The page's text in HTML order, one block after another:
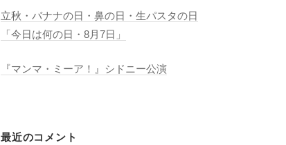
立秋・バナナの日・鼻の日・生パスタの日
「今日は何の日・8月7日」
『マンマ・ミーア！』シドニー公演
最近のコメント